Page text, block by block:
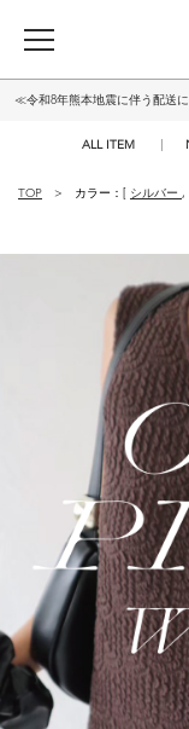
≪令和8年熊本地震に伴う配送
ALL ITEM
TOP カラー：[ シルバー ,